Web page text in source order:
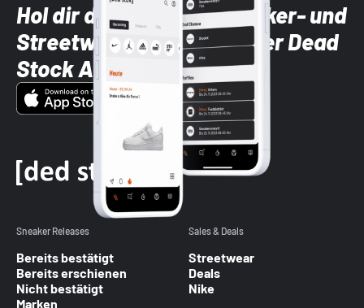
Hol dir die neuesten Sneaker- und
Streetwear-Brands mit der Dead
Stock App
Sneaker Releases
Bereits bestätigt
Bereits erschienen
Nicht bestätigt
Marken
Sales & Deals
Streetwear
Deals
Nike